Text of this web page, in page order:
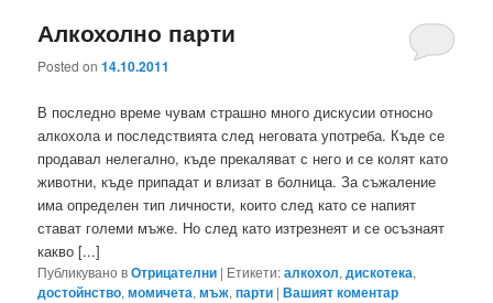
Алкохолно парти
Posted on14.10.2011
В последно време чувам страшно много дискусии относно
алкохола и последствията след неговата употреба. Къде се
продавал нелегално, къде прекаляват с него и се колят като
животни, къде припадат и влизат в болница. За съжаление
има определен тип личности, които след като се напият
стават големи мъже. Но след като изтрезнеят и се осъзнаят
какво [...]
Публикувано вОтрицателни | Етикети:алкохол,дискотека,
достойнство,момичета,мъж,парти |Вашият коментар